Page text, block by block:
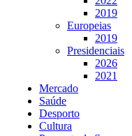
2019
Europeias
2019
Presidenciais
2026
2021
Mercado
Saúde
Desporto
Cultura